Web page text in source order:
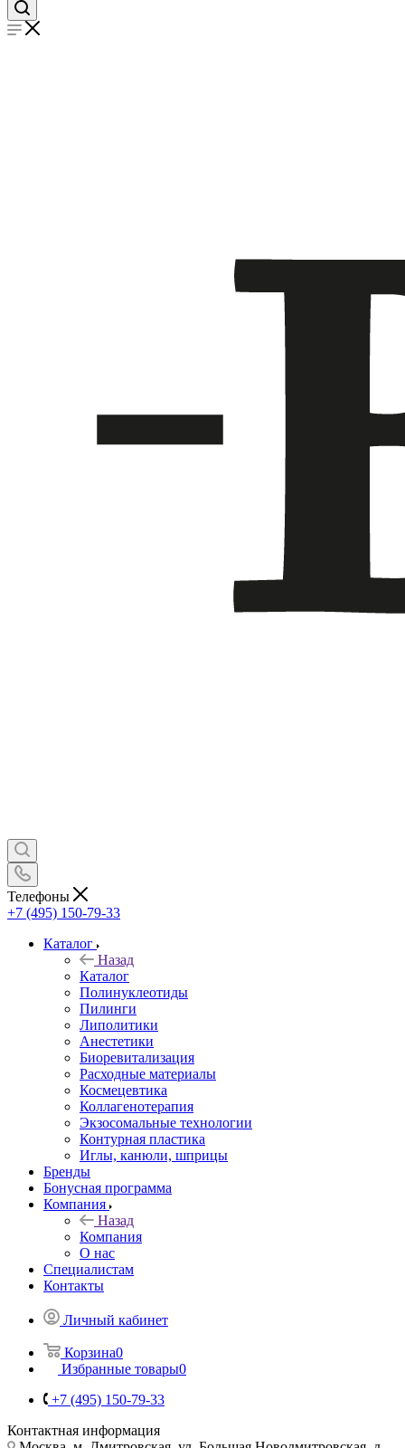
Телефоны
+7 (495) 150-79-33
Каталог
Назад
Каталог
Полинуклеотиды
Пилинги
Липолитики
Анестетики
Биоревитализация
Расходные материалы
Космецевтика
Коллагенотерапия
Экзосомальные технологии
Контурная пластика
Иглы, канюли, шприцы
Бренды
Бонусная программа
Компания
Назад
Компания
О нас
Специалистам
Контакты
Личный кабинет
Корзина0
Избранные товары0
+7 (495) 150-79-33
Контактная информация